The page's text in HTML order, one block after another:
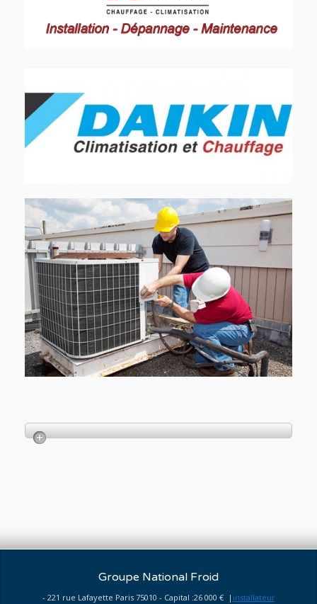
Groupe National Froid
- 221 rue Lafayette Paris 75010 - Capital :26 000 € | installateur